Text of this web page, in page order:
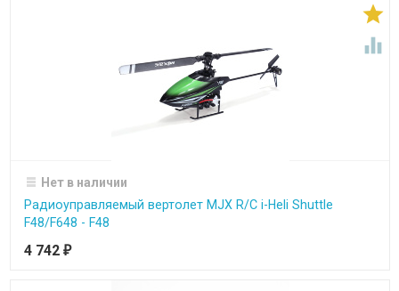


Нет в наличии
Радиоуправляемый вертолет MJX R/C i-Heli Shuttle
F48/F648 - F48
4 742 ₽